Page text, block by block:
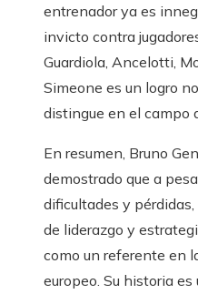
entrenador ya es
invicto contra
Guardiola, Ancelotti,
Simeone es un logro
distingue en el campo
En resumen, Bruno
demostrado que a
dificultades y pérdidas,
de liderazgo y
como un referente en
europeo. Su historia